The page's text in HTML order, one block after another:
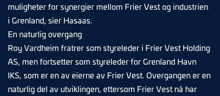
muligheter for synergier mellom Frier Vest og industrien
i Grenland, sier Hasaas.
En naturlig overgang
Roy Vardheim fratrer som styreleder i Frier Vest Holding
AS, men fortsetter som styreleder for Grenland Havn
IKS, som er en av eierne av Frier Vest. Overgangen er en
naturlig del av utviklingen, ettersom Frier Vest nå har